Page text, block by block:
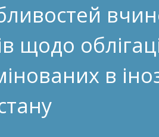
щодо
в